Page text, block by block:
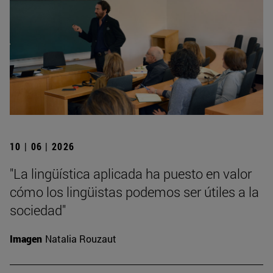
10 | 06 | 2026
"La lingüística aplicada ha puesto en valor
cómo los lingüistas podemos ser útiles a la
sociedad"
Imagen Natalia Rouzaut